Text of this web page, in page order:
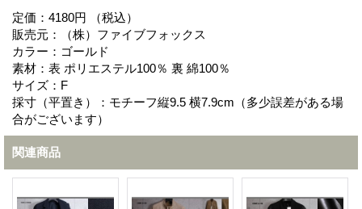
定価：4180円 （税込）
販売元：（株）ファイブフォックス
カラー：ゴールド
素材：表 ポリエステル100％ 裏 綿100％
サイズ：F
採寸（平置き）：モチーフ縦9.5 横7.9cm（多少誤差がある場
合がございます）
関連商品